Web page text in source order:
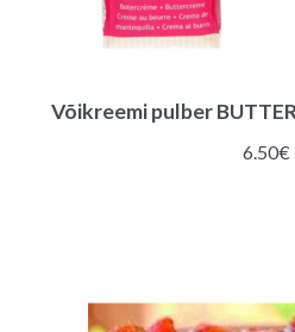
Võikreemi pulber
6.50€